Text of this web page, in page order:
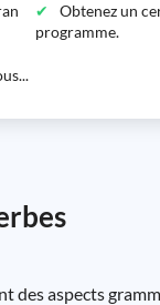
Obtenez un
programme.
des aspects